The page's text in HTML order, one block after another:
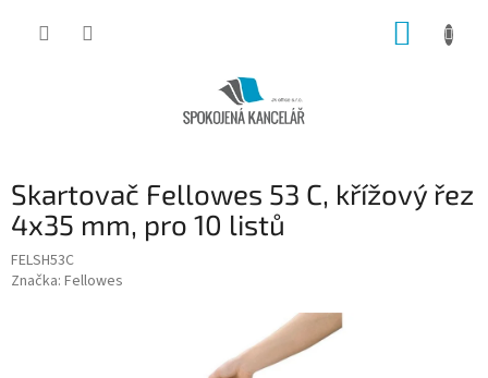
Skartovač Fellowes 53 C, křížový řez
4x35 mm, pro 10 listů
FELSH53C
Značka: Fellowes